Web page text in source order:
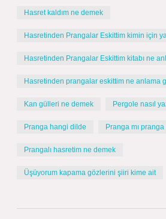
Hasret kaldım ne demek
Hasretinden Prangalar Eskittim kimin için
Hasretinden Prangalar Eskittim kitabı ne
Hasretinden prangalar eskittim ne anlama
Kan gülleri ne demek Pergole nasıl
Pranga hangi dilde Pranga mı pranga
Prangalı hasretim ne demek
Üşüyorum kapama gözlerini şiiri kime ait